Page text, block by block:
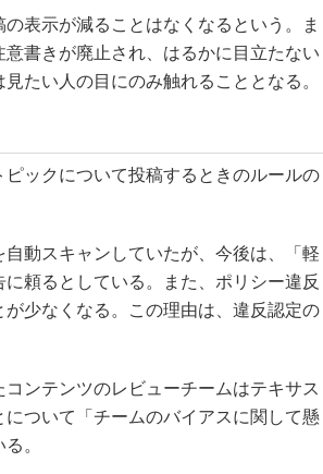
表示が減ることはなくなるという。ま
書きが廃止され、はるかに目立たない
たい人の目にのみ触れることとなる。
ックについて投稿するときのルールの
動スキャンしていたが、今後は、「軽
頼るとしている。また、ポリシー違反
少なくなる。この理由は、違反認定の
ンテンツのレビューチームはテキサス
ついて「チームのバイアスに関して懸
。